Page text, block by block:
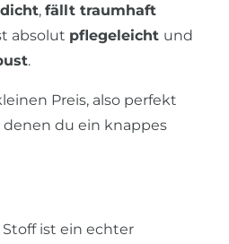
, fällt traumhaft
absolut pflegeleicht und
.
Preis, also perfekt
denen du ein knappes
ist ein echter